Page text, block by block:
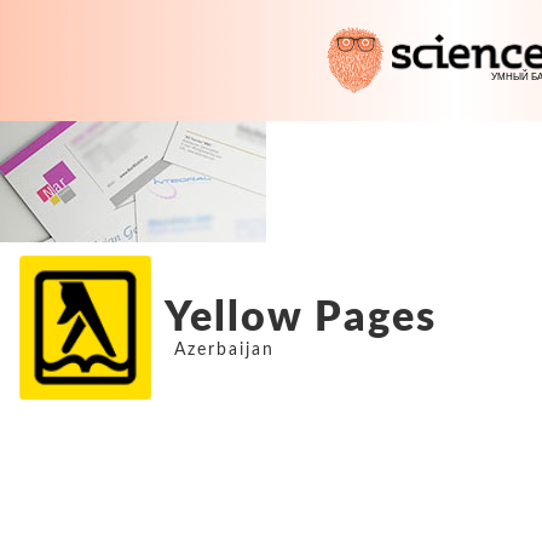
Yellow Pages
Azerbaijan